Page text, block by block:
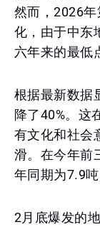
然而，2026
化，由于中东
六年来的最低
根据最新数据
降了40%。这
有文化和社会
滑。在今年前
年同期为7.9吨
2月底爆发的